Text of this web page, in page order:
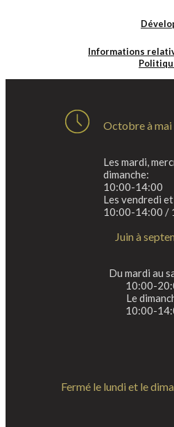
Informations
Octobre à mai
Les mardi,
dimanche:
10:00-14:00
Les vendredi
10:00-14:00 /
Juin à
Du mardi au
10:00-
Le
10:00-
Fermé le lundi et le